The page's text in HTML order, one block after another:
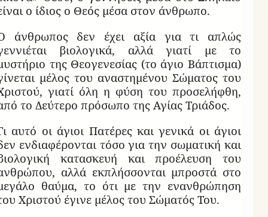
ο ίδιος ο Θεός μέσα στον άνθρωπο.
άνθρωπος δεν έχει αξία για τι απλώς
βιολογικά, αλλά γιατί με το
της Θεογενεσίας (το άγιο Βάπτισμα)
μέλος του αναστημένου Σώματος του
γιατί όλη η φύση του προσελήφθη,
το Δεύτερο πρόσωπο της Αγίας Τριάδος.
αυτό οι άγιοι Πατέρες και γενικά οι άγιοι
ενδιαφέρονται τόσο για την σωματική και
κατασκευή και προέλευση του
αλλά εκπλήσσονται μπροστά στο
θαύμα, το ότι με την ενανθρώπηση
Χριστού έγινε μέλος του Σώματός Του.